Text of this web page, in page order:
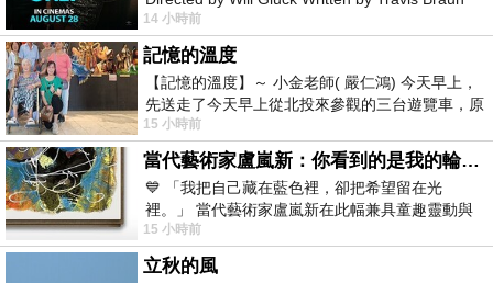
Starring Monica Barbaro
14 小時前
記憶的溫度
【記憶的溫度】～ 小金老師( 嚴仁鴻) 今天早上，
先送走了今天早上從北投來參觀的三台遊覽車，原
以為展場已經差不多要安靜下來，卻發
15 小時前
當代藝術家盧嵐新：你看到的是我的輪廓，還是你的故事？——藏在藍色裡的希望與光
💙 「我把自己藏在藍色裡，卻把希望留在光
裡。」 當代藝術家盧嵐新在此幅兼具童趣靈動與
抽象韻味的新作中，用湛藍的羽翼般色塊包覆著
15 小時前
立秋的風